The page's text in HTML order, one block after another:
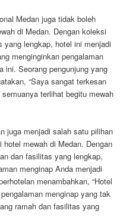
Medan juga tidak boleh
di Medan. Dengan koleksi
yang lengkap, hotel ini menjadi
menginginkan pengalaman
ini. Seorang pengunjung yang
“Saya sangat terkesan
terlihat begitu mewah
juga menjadi salah satu pilihan
mewah di Medan. Dengan
dan fasilitas yang lengkap,
menginap Anda menjadi
menambahkan, “Hotel
menginap yang tak
ramah dan fasilitas yang